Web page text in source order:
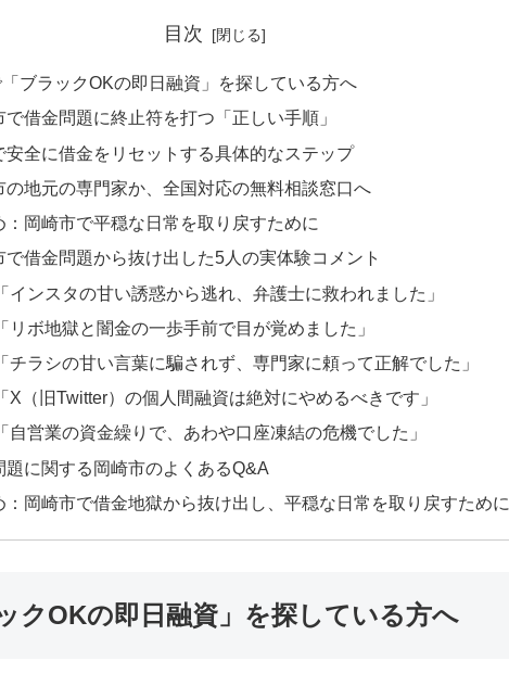
目次
ブラックOKの即日融資」を探している方へ
で借金問題に終止符を打つ「正しい手順」
安全に借金をリセットする具体的なステップ
の地元の専門家か、全国対応の無料相談窓口へ
：岡崎市で平穏な日常を取り戻すために
で借金問題から抜け出した5人の実体験コメント
ンスタの甘い誘惑から逃れ、弁護士に救われました」
ボ地獄と闇金の一歩手前で目が覚めました」
ラシの甘い言葉に騙されず、専門家に頼って正解でした」
（旧Twitter）の個人間融資は絶対にやめるべきです」
営業の資金繰りで、あわや口座凍結の危機でした」
題に関する岡崎市のよくあるQ&A
：岡崎市で借金地獄から抜け出し、平穏な日常を取り戻すために
クOKの即日融資」を探している方へ